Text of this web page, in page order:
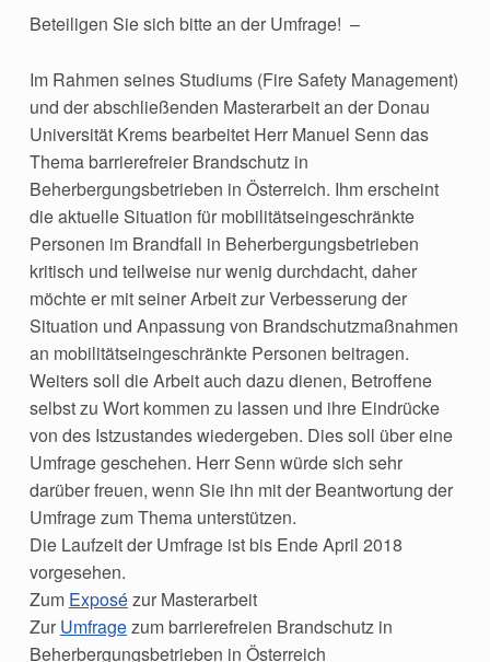
Beteiligen Sie sich bitte an der Umfrage! –
Im Rahmen seines Studiums (Fire Safety Management)
und der abschließenden Masterarbeit an der Donau
Universität Krems bearbeitet Herr Manuel Senn das
Thema barrierefreier Brandschutz in
Beherbergungsbetrieben in Österreich. Ihm erscheint
die aktuelle Situation für mobilitätseingeschränkte
Personen im Brandfall in Beherbergungsbetrieben
kritisch und teilweise nur wenig durchdacht, daher
möchte er mit seiner Arbeit zur Verbesserung der
Situation und Anpassung von Brandschutzmaßnahmen
an mobilitätseingeschränkte Personen beitragen.
Weiters soll die Arbeit auch dazu dienen, Betroffene
selbst zu Wort kommen zu lassen und ihre Eindrücke
von des Istzustandes wiedergeben. Dies soll über eine
Umfrage geschehen. Herr Senn würde sich sehr
darüber freuen, wenn Sie ihn mit der Beantwortung der
Umfrage zum Thema unterstützen.
Die Laufzeit der Umfrage ist bis Ende April 2018
vorgesehen.
Zum Exposézur Masterarbeit
Zur Umfragezum barrierefreien Brandschutz in
Beherbergungsbetrieben in Österreich